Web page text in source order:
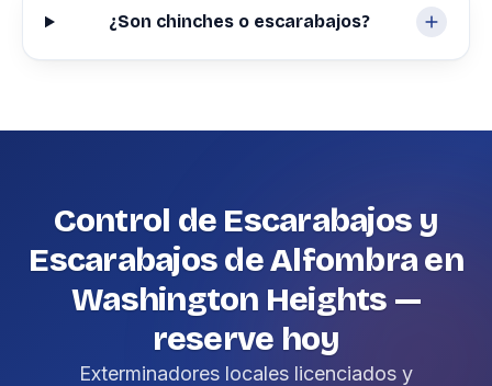
¿Son chinches o escarabajos?
Control de Escarabajos y
Escarabajos de Alfombra en
Washington Heights —
reserve hoy
Exterminadores locales licenciados y